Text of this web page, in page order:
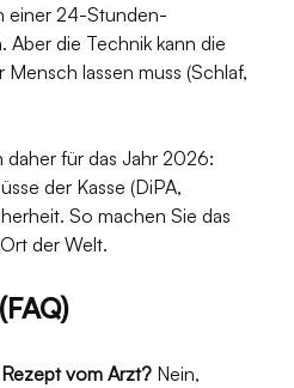
einer 24-Stunden-
Aber die Technik kann die
lassen muss (Schlaf,
für das Jahr 2026:
der Kasse (DiPA,
So machen Sie das
der Welt.
vom Arzt? Nein,